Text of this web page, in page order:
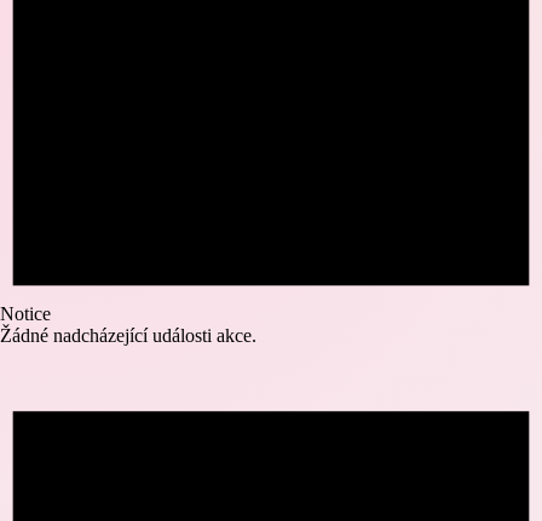
Notice
Žádné nadcházející události akce.